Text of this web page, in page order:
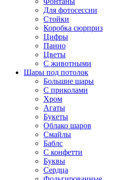
Для фотосессии
Стойки
Коробка сюрприз
Цифры
Панно
Цветы
С животными
Шары под потолок
Большие шары
С приколами
Хром
Агаты
Букеты
Облако шаров
Смайлы
Баблс
С конфетти
Буквы
Сердца